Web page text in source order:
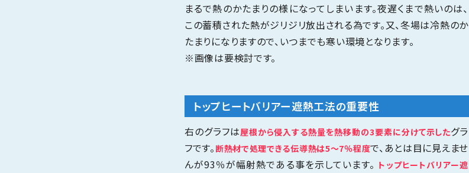
まるで熱のかたまりの様になってしまいます。夜遅くまで熱いのは、
この蓄積された熱がジリジリ放出される為です。又、冬場は冷熱のか
たまりになりますので、いつまでも寒い環境となります。
※画像は要検討です。
トップヒートバリアー遮熱工法の重要性
右のグラフは屋根から侵入する熱量を熱移動の3要素に分けて示したグラ
フです。 断熱材で処理できる伝導熱は5～7％程度で、あとは目に見えませ
んが93％が幅射熱である事を示しています。 トップヒートバリアー遮